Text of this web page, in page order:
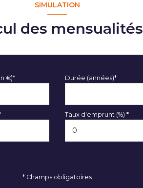
SIMULATION
des mensualités
€)* Durée (années)*
Taux d'emprunt (%) *
* Champs obligatoires